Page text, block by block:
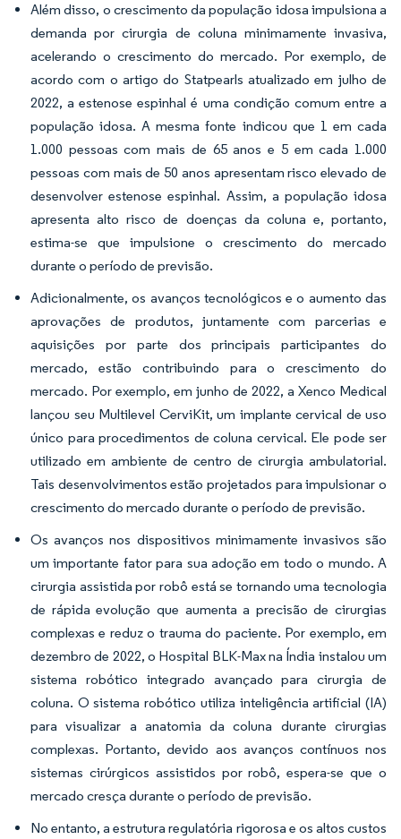
Além disso, o crescimento da população idosa impulsiona a
demanda por cirurgia de coluna minimamente invasiva,
acelerando o crescimento do mercado. Por exemplo, de
acordo com o artigo do Statpearls atualizado em julho de
2022, a estenose espinhal é uma condição comum entre a
população idosa. A mesma fonte indicou que 1 em cada
1.000 pessoas com mais de 65 anos e 5 em cada 1.000
pessoas com mais de 50 anos apresentam risco elevado de
desenvolver estenose espinhal. Assim, a população idosa
apresenta alto risco de doenças da coluna e, portanto,
estima-se que impulsione o crescimento do mercado
durante o período de previsão.
Adicionalmente, os avanços tecnológicos e o aumento das
aprovações de produtos, juntamente com parcerias e
aquisições por parte dos principais participantes do
mercado, estão contribuindo para o crescimento do
mercado. Por exemplo, em junho de 2022, a Xenco Medical
lançou seu Multilevel CerviKit, um implante cervical de uso
único para procedimentos de coluna cervical. Ele pode ser
utilizado em ambiente de centro de cirurgia ambulatorial.
Tais desenvolvimentos estão projetados para impulsionar o
crescimento do mercado durante o período de previsão.
Os avanços nos dispositivos minimamente invasivos são
um importante fator para sua adoção em todo o mundo. A
cirurgia assistida por robô está se tornando uma tecnologia
de rápida evolução que aumenta a precisão de cirurgias
complexas e reduz o trauma do paciente. Por exemplo, em
dezembro de 2022, o Hospital BLK-Max na Índia instalou um
sistema robótico integrado avançado para cirurgia de
coluna. O sistema robótico utiliza inteligência artificial (IA)
para visualizar a anatomia da coluna durante cirurgias
complexas. Portanto, devido aos avanços contínuos nos
sistemas cirúrgicos assistidos por robô, espera-se que o
mercado cresça durante o período de previsão.
No entanto, a estrutura regulatória rigorosa e os altos custos